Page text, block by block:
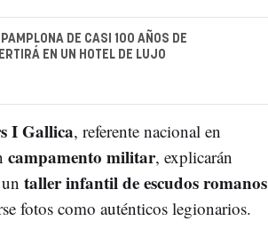
DE CASI 100 AÑOS DE
EN UN HOTEL DE LUJO
I Gallica, referente nacional en
campamento militar, explicarán
taller infantil de escudos romanos
fotos como auténticos legionarios.